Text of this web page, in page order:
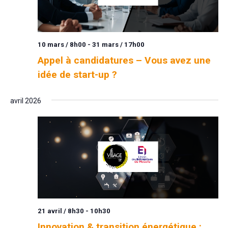
Appel à candidatures – Vous avez une
idée de start-up ?
10 mars / 8h00 - 31 mars / 17h00
avril 2026
21 avril / 8h30 - 10h30